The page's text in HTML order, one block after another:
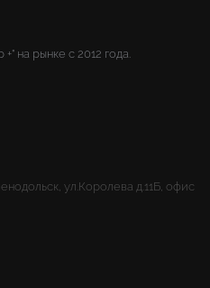
на рынке с 2012 года.
ул.Королева д.11Б, офис